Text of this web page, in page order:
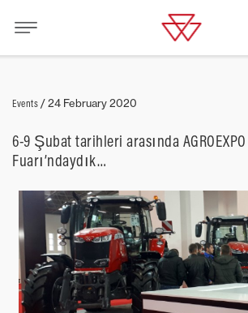
Events /24 February 2020
6-9 Şubat tarihleri arasında
Fuarı’ndaydık…